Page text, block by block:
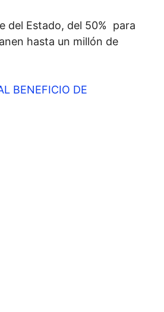
del Estado, del 50% para
hasta un millón de
BENEFICIO DE